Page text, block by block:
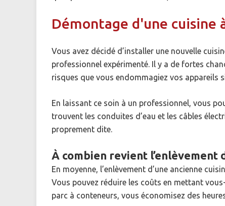
Démontage d'une cuisine
Vous avez décidé d’installer une nouvelle
professionnel expérimenté. Il y a de fortes
risques que vous endommagiez vos appareils
En laissant ce soin à un professionnel, vous
trouvent les conduites d’eau et les câbles
proprement dite.
À combien revient l’enlèvement
En moyenne, l’enlèvement d’une ancienne
Vous pouvez réduire les coûts en mettant
parc à conteneurs, vous économisez des